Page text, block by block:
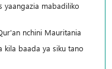
yaangazia mabadiliko
nchini Mauritania
kila baada ya siku tano